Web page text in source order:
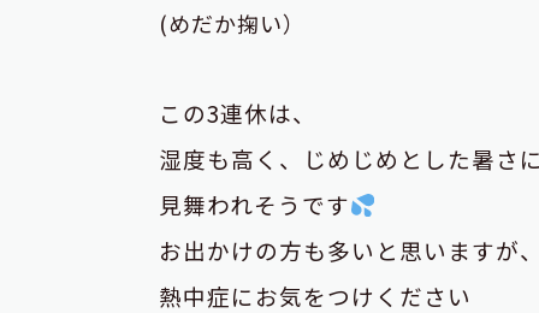
(めだか掬い）
この3連休は、
湿度も高く、じめじめとした暑さ
見舞われそうです
お出かけの方も多いと思いますが
熱中症にお気をつけください